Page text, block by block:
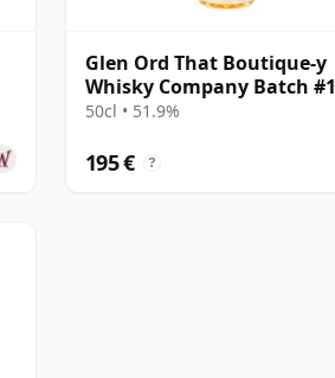
Glen Ord That Boutique-y
Whisky Company Batch #1
Single Mal 20 años
50cl • 51.9%
195 € ?